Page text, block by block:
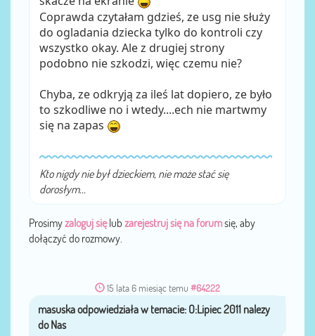
Coprawda czytałam gdzieś, ze usg nie służy
do ogladania dziecka tylko do kontroli czy
wszystko okay. Ale z drugiej strony
podobno nie szkodzi, więc czemu nie?
Chyba, ze odkryją za ileś lat dopiero, ze było
to szkodliwe no i wtedy....ech nie martwmy
się na zapas
Kto nigdy nie był dzieckiem, nie może stać się
dorosłym...
Prosimyzaloguj sięlub zarejestruj się na forumsię, aby
dołączyć do rozmowy.
15 lata 6 miesiąc temu #64222
przezmasuska